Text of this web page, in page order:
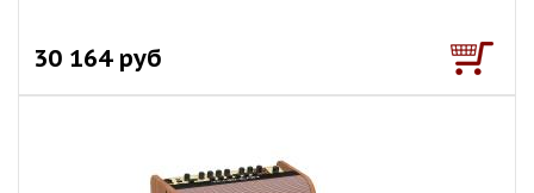
30 164 руб